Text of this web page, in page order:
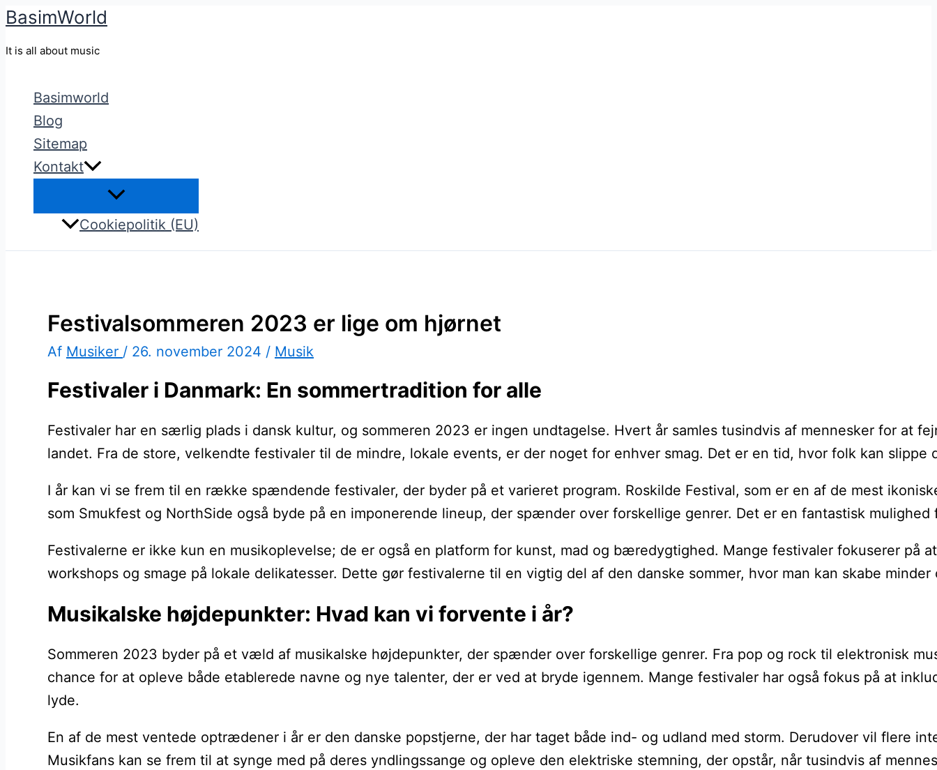
Gå
BasimWorld
It is all about music
Basimworld
Blog
Sitemap
Kontakt
Cookiepolitik (EU)
Festivalsommeren 2023 er lige om hjørnet
Af Musiker / 26. november 2024 / Musik
Festivaler i Danmark: En sommertradition for alle
Festivaler har en særlig plads i dansk kultur, og sommeren 2023 er ingen undtagelse. Hvert år samles tusindvis af mennesker for at
landet. Fra de store, velkendte festivaler til de mindre, lokale events, er der noget for enhver smag. Det er en tid, hvor folk kan
I år kan vi se frem til en række spændende festivaler, der byder på et varieret program. Roskilde Festival, som er en af de mest
som Smukfest og NorthSide også byde på en imponerende lineup, der spænder over forskellige genrer. Det er en fantastisk
Festivalerne er ikke kun en musikoplevelse; de er også en platform for kunst, mad og bæredygtighed. Mange festivaler fokuserer på
workshops og smage på lokale delikatesser. Dette gør festivalerne til en vigtig del af den danske sommer, hvor man kan skabe
Musikalske højdepunkter: Hvad kan vi forvente i år?
Sommeren 2023 byder på et væld af musikalske højdepunkter, der spænder over forskellige genrer. Fra pop og rock til elektronisk
chance for at opleve både etablerede navne og nye talenter, der er ved at bryde igennem. Mange festivaler har også fokus på at
lyde.
En af de mest ventede optrædener i år er den danske popstjerne, der har taget både ind- og udland med storm. Derudover vil flere
Musikfans kan se frem til at synge med på deres yndlingssange og opleve den elektriske stemning, der opstår, når tusindvis af